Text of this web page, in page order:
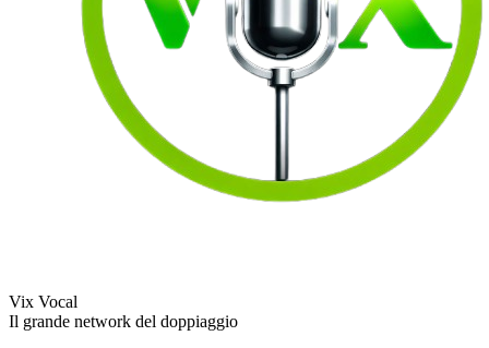
Vix Vocal
Il grande network del doppiaggio